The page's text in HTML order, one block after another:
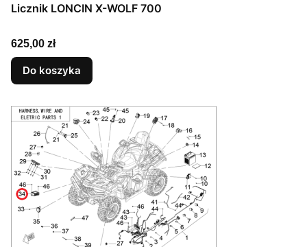
Licznik LONCIN X-WOLF 700
Cena
625,00 zł
Do koszyka